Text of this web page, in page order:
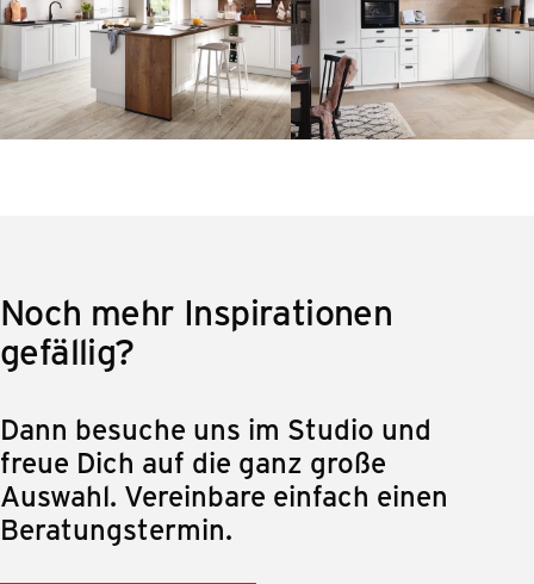
Noch mehr Inspirationen
gefällig?
Dann besuche uns im Studio und
freue Dich auf die ganz große
Auswahl. Vereinbare einfach einen
Beratungstermin.